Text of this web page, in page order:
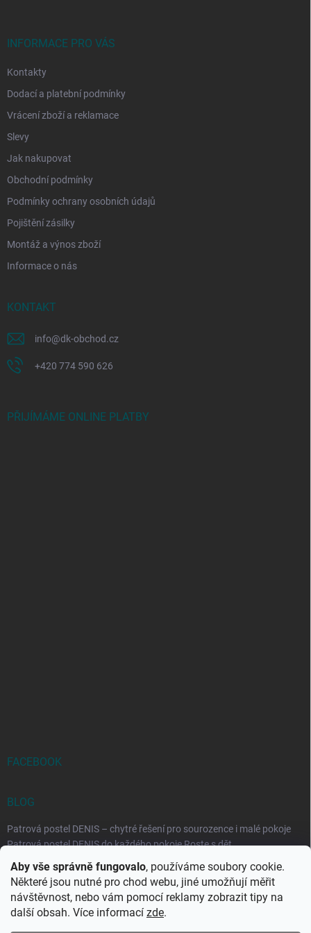
Aby vše správně fungovalo, používáme soubory cookie.
Některé jsou nutné pro chod webu, jiné umožňují měřit
návštěvnost, nebo vám pomocí reklamy zobrazit tipy na
další obsah. Více informací zde.
INFORMACE PRO VÁS
Kontakty
Dodací a platební podmínky
Vrácení zboží a reklamace
Slevy
Jak nakupovat
Obchodní podmínky
Podmínky ochrany osobních údajů
Pojištění zásilky
Montáž a výnos zboží
Informace o nás
KONTAKT
info@dk-obchod.cz
+420 774 590 626
PŘIJÍMÁME ONLINE PLATBY
FACEBOOK
BLOG
Patrová postel DENIS – chytré řešení pro sourozence i malé pokoje
Patrová postel DENIS do každého pokoje Roste s dět...
Rozkládací postele RELAX – ideální řešení pro malé prostory i
každodenní spaní
Rozkládací postel, která se přizpůsobí vašemu živo...